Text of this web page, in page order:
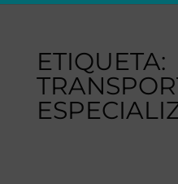
ETIQUETA: